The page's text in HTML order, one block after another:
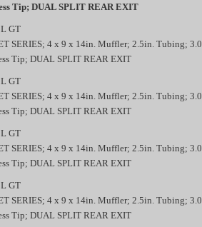
Tip; DUAL SPLIT REAR EXIT
GT
SERIES; 4 x 9 x 14in. Muffler; 2.5in. Tubing;
Tip; DUAL SPLIT REAR EXIT
GT
SERIES; 4 x 9 x 14in. Muffler; 2.5in. Tubing;
Tip; DUAL SPLIT REAR EXIT
GT
SERIES; 4 x 9 x 14in. Muffler; 2.5in. Tubing;
Tip; DUAL SPLIT REAR EXIT
GT
SERIES; 4 x 9 x 14in. Muffler; 2.5in. Tubing;
Tip; DUAL SPLIT REAR EXIT